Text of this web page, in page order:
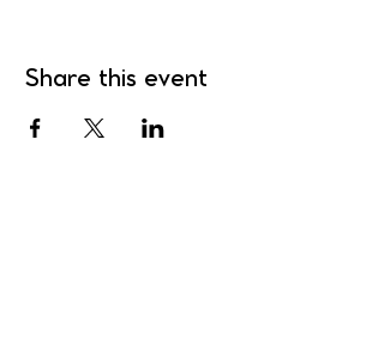
Share this event